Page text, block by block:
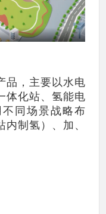
品，主要以水电
体化站、氢能电
同场景战略布
制氢）、加、